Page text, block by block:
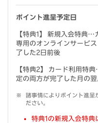
ポイント進呈予定日
【特典1】 新規入会特典
専用のオンラインサービ
了した2日前後
【特典2】 カード利用特
定の両方が完了した月の
諸事情によりポイント進呈
ださい。
特典1の新規入会特典